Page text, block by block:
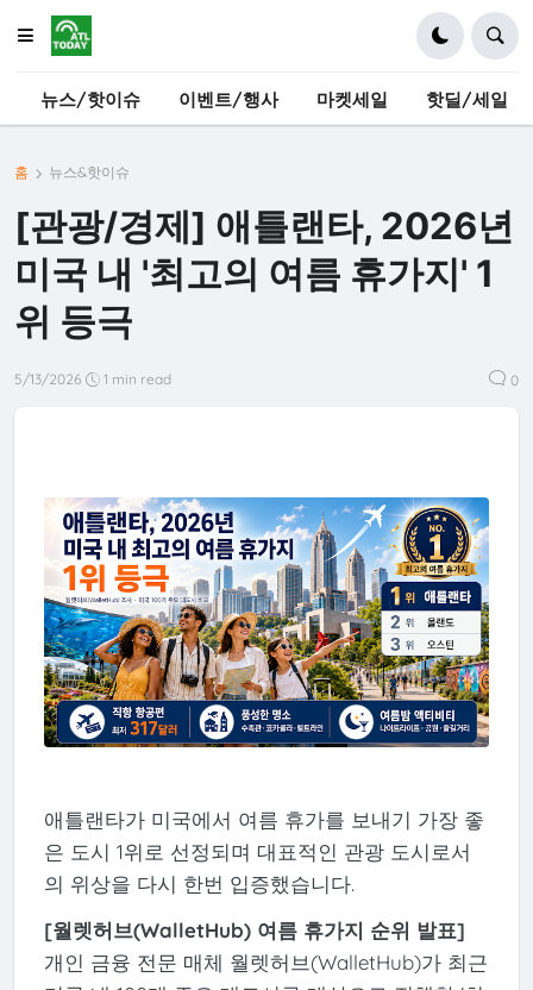
뉴스/핫이슈 이벤트/행사 마켓세일 핫딜/세일
홈 뉴스&핫이슈
[관광/경제] 애틀랜타, 2026년
미국 내 '최고의 여름 휴가지' 1
위 등극
5/13/2026 1 min read 0
애틀랜타가 미국에서 여름 휴가를 보내기 가장 좋
은 도시 1위로 선정되며 대표적인 관광 도시로서
의 위상을 다시 한번 입증했습니다.
[월렛허브(WalletHub) 여름 휴가지 순위 발표]
개인 금융 전문 매체 월렛허브(WalletHub)가 최근